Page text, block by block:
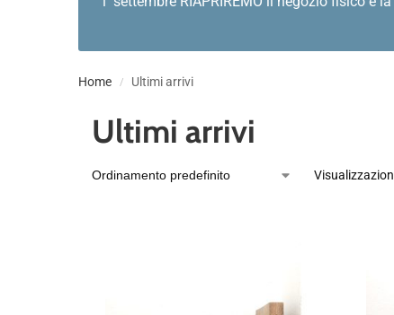
Home / Ultimi arrivi
Ultimi arrivi